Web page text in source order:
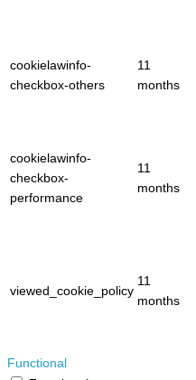
cookielawinfo-
checkbox-others
11
months
cookielawinfo-
checkbox-
performance
11
months
viewed_cookie_policy
11
months
Functional